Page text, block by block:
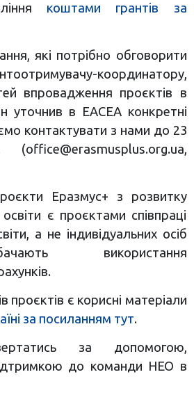
коштами грантів за
які потрібно обговорити
координатору,
впровадження проєктів в
уточнив в ЕАСЕА конкретні
контактувати з нами до 23
(office@erasmusplus.org.ua,
Еразмус+ з розвитку
є проєктами співпраці
а не індивідуальних осіб
використання
проєктів є корисні матеріали
за посиланням тут.
за допомогою,
до команди НЕО в